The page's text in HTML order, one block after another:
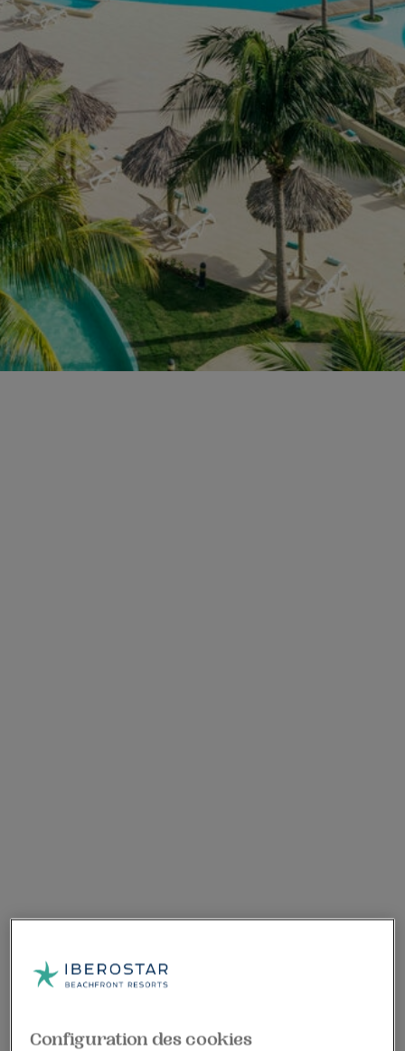
Configuration des cookies